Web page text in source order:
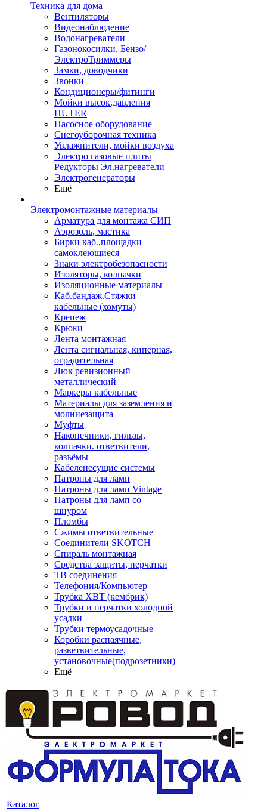
Техника для дома
Вентиляторы
Видеонаблюдение
Водонагреватели
Газонокосилки, Бензо/
ЭлектроТриммеры
Замки, доводчики
Звонки
Кондиционеры/фитинги
Мойки высок.давления
HUTER
Насосное оборудование
Снегоуборочная техника
Увлажнители, мойки воздуха
Электро газовые плиты
Редукторы Эл.нагреватели
Электрогенераторы
Ещё
Электромонтажные материалы
Арматура для монтажа СИП
Аэрозоль, мастика
Бирки каб.,площадки
самоклеющиеся
Знаки электробезопасности
Изоляторы, колпачки
Изоляционные материалы
Каб.бандаж.Стяжки
кабельные (хомуты)
Крепеж
Крюки
Лента монтажная
Лента сигнальная, киперная,
оградительная
Люк ревизионный
металлический
Маркеры кабельные
Материалы для заземления и
молниезащита
Муфты
Наконечники, гильзы,
колпачки. ответвители,
разъёмы
Кабеленесущие системы
Патроны для ламп
Патроны для ламп Vintage
Патроны для ламп со
шнуром
Пломбы
Сжимы ответвительные
Соединители SKOTCH
Спираль монтажная
Средства защиты, перчатки
ТВ соединения
Телефония/Компьютер
Трубка ХВТ (кембрик)
Трубки и перчатки холодной
усадки
Трубки термоусадочные
Коробки распаячные,
разветвительные,
установочные(подрозетники)
Ещё
Каталог